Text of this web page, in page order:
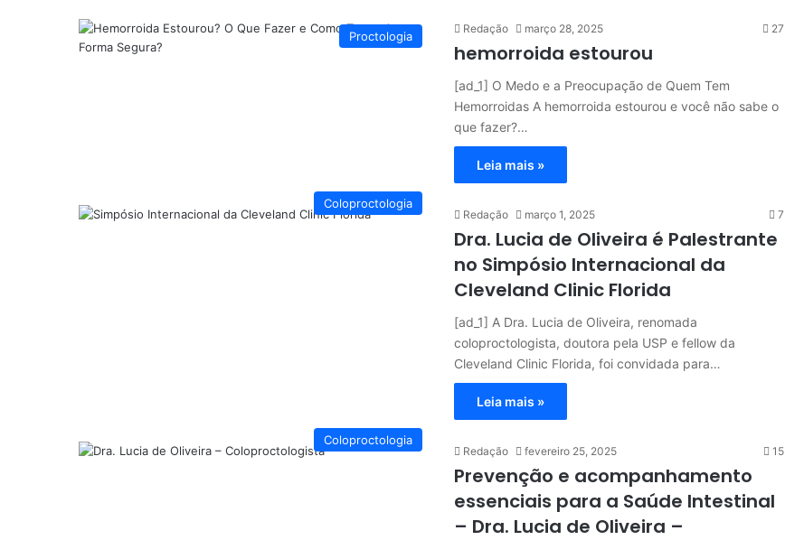
Proctologia
Redação março 28, 2025 27
hemorroida estourou
[ad_1] O Medo e a Preocupação de Quem Tem
Hemorroidas A hemorroida estourou e você não sabe o
que fazer?…
Leia mais »
Coloproctologia
Redação março 1, 2025 7
Dra. Lucia de Oliveira é Palestrante
no Simpósio Internacional da
Cleveland Clinic Florida
[ad_1] A Dra. Lucia de Oliveira, renomada
coloproctologista, doutora pela USP e fellow da
Cleveland Clinic Florida, foi convidada para…
Leia mais »
Coloproctologia
Redação fevereiro 25, 2025 15
Prevenção e acompanhamento
essenciais para a Saúde Intestinal
– Dra. Lucia de Oliveira –